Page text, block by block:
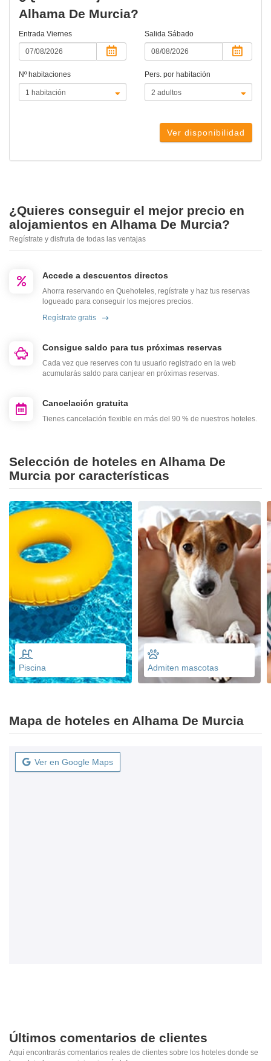
Alhama De Murcia?
Entrada Viernes Salida Sábado
Nº habitaciones Pers. por habitación
Ver disponibilidad
¿Quieres conseguir el mejor precio en
alojamientos en Alhama De Murcia?
Regístrate y disfruta de todas las ventajas
Accede a descuentos directos
Ahorra reservando en Quehoteles, regístrate y haz tus reservas
logueado para conseguir los mejores precios.
Regístrate gratis
Consigue saldo para tus próximas reservas
Cada vez que reserves con tu usuario registrado en la web
acumularás saldo para canjear en próximas reservas.
Cancelación gratuita
Tienes cancelación flexible en más del 90 % de nuestros hoteles.
Selección de hoteles en Alhama De
Murcia por características
Piscina Admiten mascotas
Mapa de hoteles en Alhama De Murcia
Ver en Google Maps
Últimos comentarios de clientes
Aquí encontrarás comentarios reales de clientes sobre los hoteles donde se